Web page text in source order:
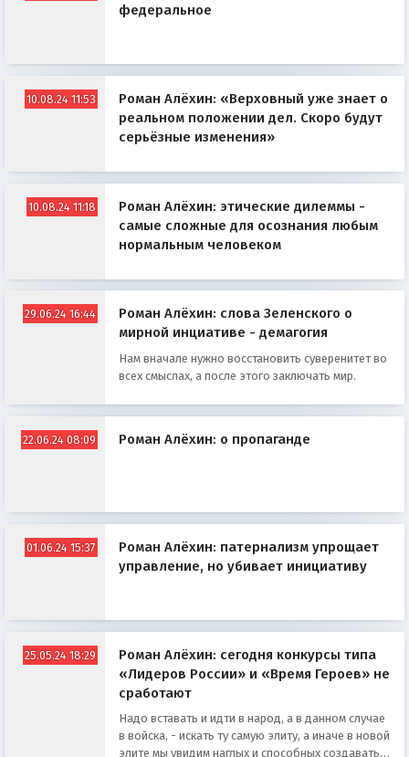
федеральное
10.08.24 11:53
Роман Алёхин: «Верховный уже знает о
реальном положении дел. Скоро будут
серьёзные изменения»
10.08.24 11:18
Роман Алёхин: этические дилеммы -
самые сложные для осознания любым
нормальным человеком
29.06.24 16:44
Роман Алёхин: слова Зеленского о
мирной инциативе - демагогия
Нам вначале нужно восстановить суверенитет во
всех смыслах, а после этого заключать мир.
22.06.24 08:09 Роман Алёхин: о пропаганде
01.06.24 15:37
Роман Алёхин: патернализм упрощает
управление, но убивает инициативу
25.05.24 18:29
Роман Алёхин: сегодня конкурсы типа
«Лидеров России» и «Время Героев» не
сработают
Надо вставать и идти в народ, а в данном случае
в войска, - искать ту самую элиту, а иначе в новой
элите мы увидим наглых и способных создавать